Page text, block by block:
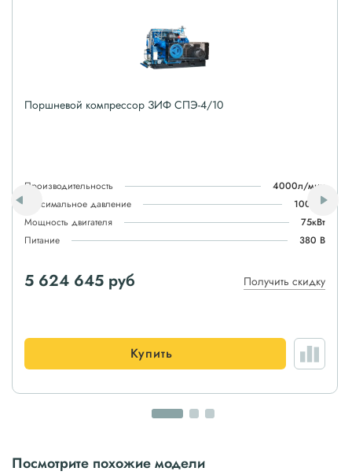
Поршневой компрессор ЗИФ СПЭ-4/10
Производительность
4000л/мин
Максимальное давление
100атм
Мощность двигателя
75кВт
Питание
380 В
5 624 645 руб Получить скидку
Купить
Посмотрите похожие модели